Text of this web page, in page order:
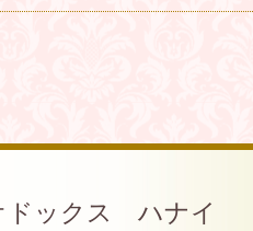
ックス ハナイ